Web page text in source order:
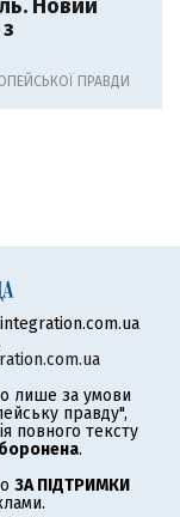
Новий
ПРАВДИ
лише за умови
правду",
повного тексту
.
ЗА ПІДТРИМКИ